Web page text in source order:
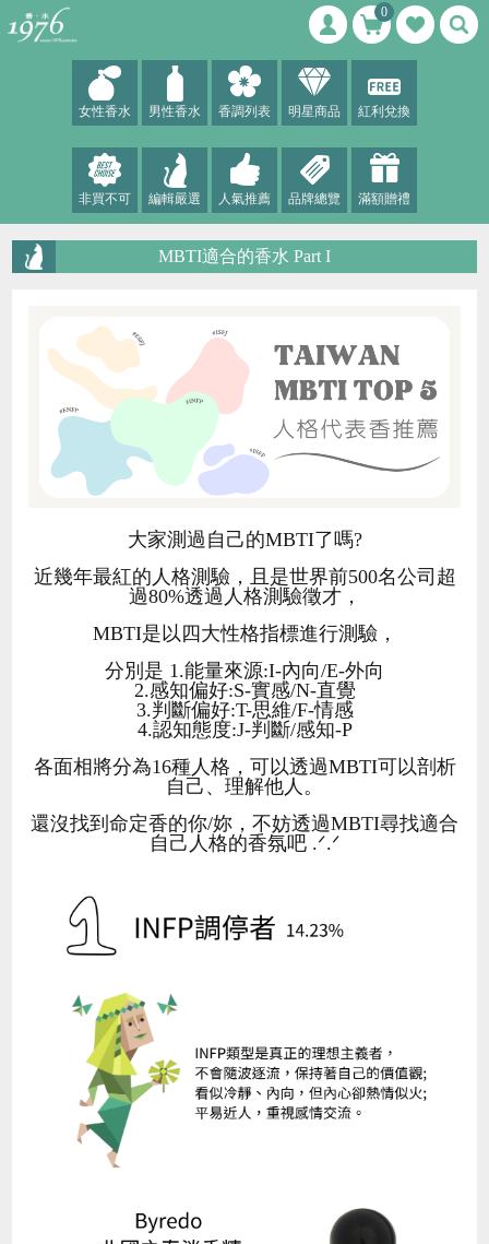
0
女性香水 男性香水 香調列表 明星商品 紅利兌換
非買不可 編輯嚴選 人氣推薦 品牌總覽 滿額贈禮
MBTI適合的香水 Part I
大家測過自己的MBTI了嗎?
近幾年最紅的人格測驗，且是世界前500名公司超
過80%透過人格測驗徵才，
MBTI是以四大性格指標進行測驗，
分別是 1.能量來源:I-內向/E-外向
2.感知偏好:S-實感/N-直覺
3.判斷偏好:T-思維/F-情感
4.認知態度:J-判斷/感知-P
各面相將分為16種人格，可以透過MBTI可以剖析
自己、理解他人。
還沒找到命定香的你/妳，不妨透過MBTI尋找適合
自己人格的香氛吧 .ᐟ.ᐟ